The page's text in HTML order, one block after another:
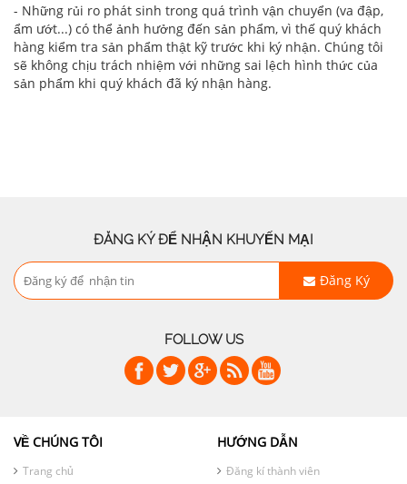
- Những rủi ro phát sinh trong quá trình vận chuyển (va đập,
ẩm ướt...) có thể ảnh hưởng đến sản phẩm, vì thế quý khách
hàng kiểm tra sản phẩm thật kỹ trước khi ký nhận. Chúng tôi
sẽ không chịu trách nhiệm với những sai lệch hình thức của
sản phẩm khi quý khách đã ký nhận hàng.
ĐĂNG KÝ ĐỂ NHẬN KHUYẾN MẠI
Đăng Ký
FOLLOW US
VỀ CHÚNG TÔI
Trang chủ
HƯỚNG DẪN
Đăng kí thành viên